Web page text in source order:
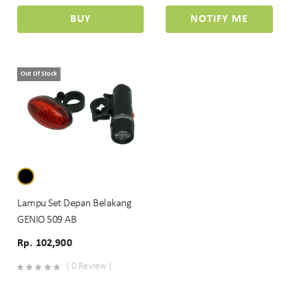
BUY NOTIFY ME
Out Of Stock
Lampu Set Depan Belakang
GENIO 509 AB
Rp. 102,900
( 0 Review )